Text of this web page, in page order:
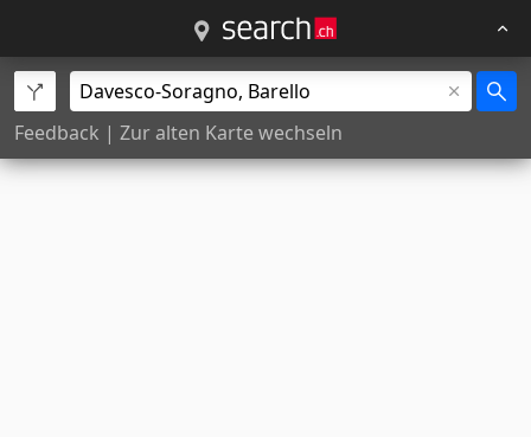
Feedback | Zur alten Karte wechseln